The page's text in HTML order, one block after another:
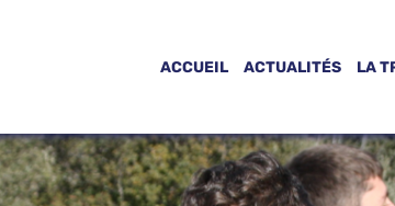
ACCUEIL ACTUALITÉS LA